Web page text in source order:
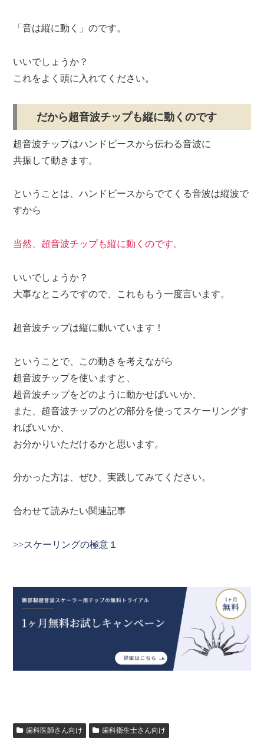
「音は縦に動く」のです。
いいでしょうか？
これをよく頭に入れてください。
だから超音波チップも縦に動くのです
超音波チップはハンドピースから伝わる音波に
共振して動きます。
ということは、ハンドピースからでてくる音波は縦波で
すから
当然、超音波チップも縦に動くのです。
いいでしょうか？
大事なところですので、これももう一度言います。
超音波チップは縦に動いています！
ということで、この動きを考えながら
超音波チップを使いますと、
超音波チップをどのように動かせばいいか、
また、超音波チップのどの部分を使ってスケーリングす
ればいいか、
お分かりいただけるかと思います。
分かった方は、ぜひ、実践してみてください。
合わせて読みたい関連記事
>>スケーリングの極意１
歯科医師さん向け 歯科衛生士さん向け